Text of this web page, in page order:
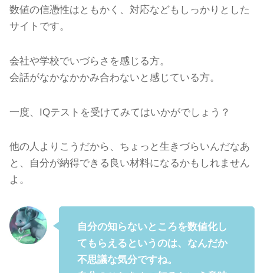
数値の信憑性はともかく、対応などもしっかりとした
サイトです。
会社や学校でいづらさを感じる方。
会話がなかなかかみ合わないと感じている方。
一度、IQテストを受けてみてはいかがでしょう？
他の人よりこうだから、ちょっと生きづらいんだなあ
と、自分が納得できる良い材料になるかもしれません
よ。
自分の知らないところを数値化し
てもらえるというのは、なんだか
不思議な気分ですね。